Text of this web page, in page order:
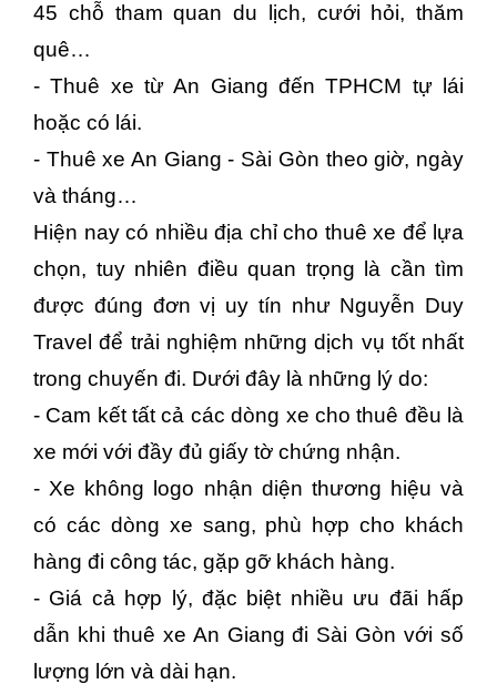
45 chỗ tham quan du lịch, cưới hỏi, thăm
quê…
- Thuê xe từ An Giang đến TPHCM tự lái
hoặc có lái.
- Thuê xe An Giang - Sài Gòn theo giờ, ngày
và tháng…
Hiện nay có nhiều địa chỉ cho thuê xe để lựa
chọn, tuy nhiên điều quan trọng là cần tìm
được đúng đơn vị uy tín như Nguyễn Duy
Travel để trải nghiệm những dịch vụ tốt nhất
trong chuyến đi. Dưới đây là những lý do:
- Cam kết tất cả các dòng xe cho thuê đều là
xe mới với đầy đủ giấy tờ chứng nhận.
- Xe không logo nhận diện thương hiệu và
có các dòng xe sang, phù hợp cho khách
hàng đi công tác, gặp gỡ khách hàng.
- Giá cả hợp lý, đặc biệt nhiều ưu đãi hấp
dẫn khi thuê xe An Giang đi Sài Gòn với số
lượng lớn và dài hạn.